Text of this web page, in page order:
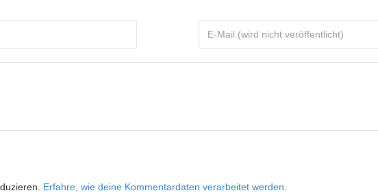
Erfahre, wie deine Kommentardaten verarbeitet werden.